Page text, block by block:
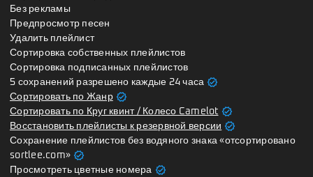
Без рекламы
Предпросмотр песен
Удалить плейлист
Сортировка собственных плейлистов
Сортировка подписанных плейлистов
5 сохранений разрешено каждые 24 часа verified
Сортировать по Жанр verified
Сортировать по Круг квинт / Колесо Camelot verified
Восстановить плейлисты к резервной версии verified
Сохранение плейлистов без водяного знака «отсортировано
sortlee.com» verified
Просмотреть цветные номера verified